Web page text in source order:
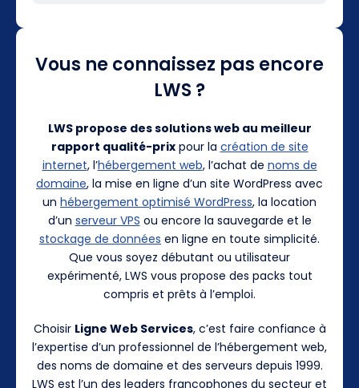
Vous ne connaissez pas encore
LWS ?
LWS propose des solutions web au meilleur
rapport qualité-prixpour la création de site
internet, l’hébergement web, l’achat de noms de
domaine, la mise en ligne d’un site WordPress avec
un hébergement optimisé WordPress, la location
d’un serveur VPS ou encore la sauvegarde et le
stockage de données en ligne en toute simplicité.
Que vous soyez débutant ou utilisateur
expérimenté, LWS vous propose des packs tout
compris et prêts à l’emploi.
Choisir Ligne Web Services, c’est faire confiance à
l’expertise d’un professionnel de l’hébergement web,
des noms de domaine et des serveurs depuis 1999.
LWS est l’un des leaders francophones du secteur et